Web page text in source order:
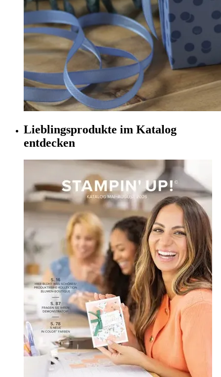
Lieblingsprodukte im Katalog
entdecken